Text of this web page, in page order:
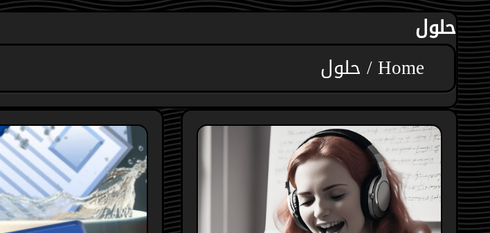
حلول
Home حلول